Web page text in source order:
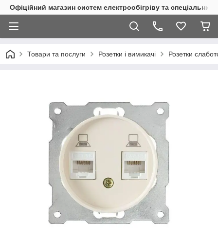
Офіційний магазин систем електрообігріву та спеціальних
Товари та послуги Розетки і вимикачі Розетки